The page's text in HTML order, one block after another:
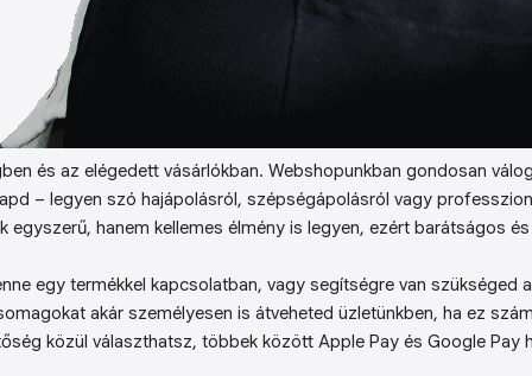
és az elégedett vásárlókban. Webshopunkban gondosan
– legyen szó hajápolásról, szépségápolásról vagy
egyszerű, hanem kellemes élmény is legyen, ezért barátságos
egy termékkel kapcsolatban, vagy segítségre van szükséged
akár személyesen is átveheted üzletünkben, ha ez
közül választhatsz, többek között Apple Pay és Google Pay